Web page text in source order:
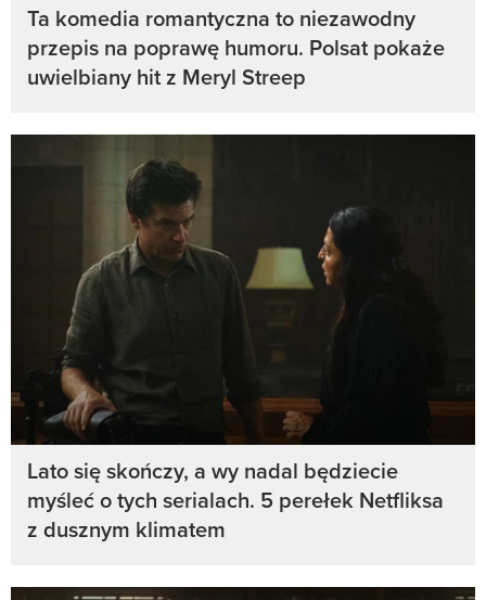
Ta komedia romantyczna to niezawodny
przepis na poprawę humoru. Polsat pokaże
uwielbiany hit z Meryl Streep
Lato się skończy, a wy nadal będziecie
myśleć o tych serialach. 5 perełek Netfliksa
z dusznym klimatem